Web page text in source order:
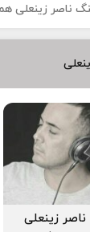
ناصر زینعلی
ناصر زینعلی